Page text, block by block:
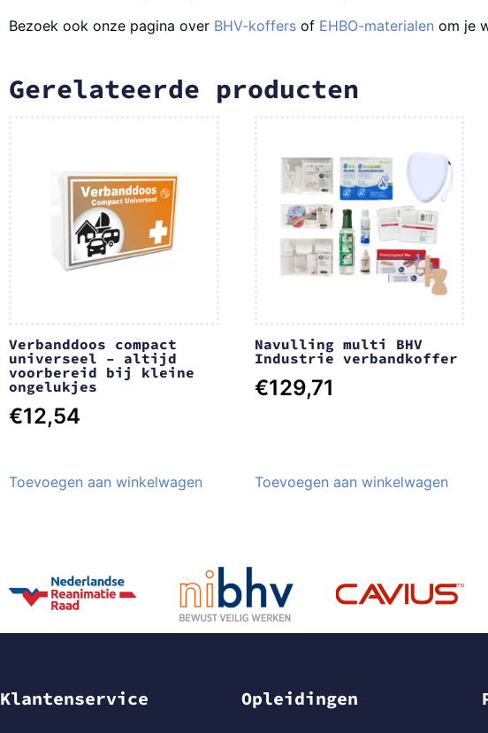
Bezoek ook onze pagina over BHV-koffers of EHBO-materialen om je
Gerelateerde producten
Verbanddoos compact
universeel – altijd
voorbereid bij kleine
ongelukjes
€12,54
Toevoegen aan winkelwagen
Navulling multi BHV
Industrie verbandkoffer
€129,71
Toevoegen aan winkelwagen
Klantenservice Opleidingen